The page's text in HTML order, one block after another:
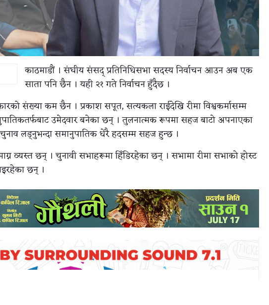
काठमाडौं । संघीय संसद् प्रतिनिधिसभा सदस्य निर्वाचन आउन अब एक
साता पनि छैन । यही २१ गते निर्वाचन हुँदैछ ।
संख्या कम छैन । प्रकाश सपूत, सत्यकला राईदेखि रीमा विश्वकर्मासम्म
उमेदवार बनेका छन् । तुलनात्मक रूपमा सहज बाटो अपनाएका
लड्नुभन्दा समानुपातिक धेरै हदसम्म सहज हुन्छ ।
व्यस्त छन् । चुनावी सभाहरूमा हिँडिरहेका छन् । सभामा रीमा सभाको होस्ट
छन् ।